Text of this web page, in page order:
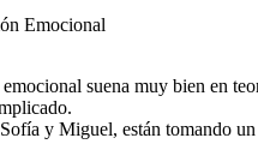
Emocional
suena muy bien en
y Miguel, están tomando